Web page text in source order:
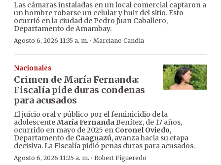
Las cámaras instaladas en un local comercial captaron a
un hombre robarse un celular y huir del sitio. Esto
ocurrió en la ciudad de Pedro Juan Caballero,
Departamento de Amambay.
Agosto 6, 2026 11:35 a. m. · Marciano Candia
Nacionales
Crimen de María Fernanda:
Fiscalía pide duras condenas
para acusados
El juicio oral y público por el feminicidio de la
adolescenteMaría FernandaBenítez, de 17 años,
ocurrido en mayo de 2025 en Coronel Oviedo,
Departamento de Caaguazú, avanza hacia su etapa
decisiva. La Fiscalía pidió penas duras para acusados.
Agosto 6, 2026 11:25 a. m. · Robert Figueredo